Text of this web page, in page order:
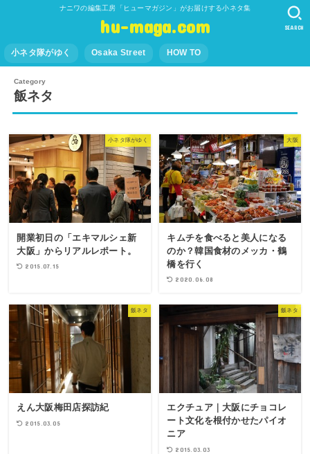
ナニワの編集工房「ヒューマガジン」がお届けする小ネタ集
hu-maga.com
小ネタ隊がゆく Osaka Street HOW TO
SEARCH
飯ネタ
小ネタ隊がゆく
開業初日の「エキマルシェ新
大阪」からリアルレポート。
2015.07.15
大阪
キムチを食べると美人になる
のか？韓国食材のメッカ・鶴
橋を行く
2020.06.08
飯ネタ
えん大阪梅田店探訪紀
2015.03.05
飯ネタ
エクチュア｜大阪にチョコレ
ート文化を根付かせたパイオ
ニア
2015.03.03